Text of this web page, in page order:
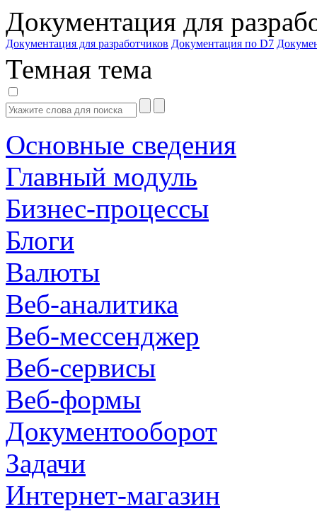
Документация для
Документация для разработчиков Документация по D7
Темная тема
Основные сведения
Главный модуль
Бизнес-процессы
Блоги
Валюты
Веб-аналитика
Веб-мессенджер
Веб-сервисы
Веб-формы
Документооборот
Задачи
Интернет-магазин